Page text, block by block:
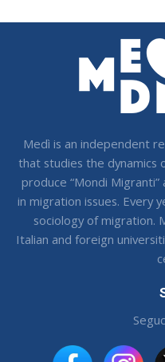
Medì is an independent
that studies the dynamics
produce “Mondi Migranti”
in migration issues. Every
sociology of migration.
Italian and foreign